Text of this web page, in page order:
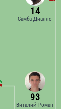
93
Виталий Роман
14
Самба Диалло